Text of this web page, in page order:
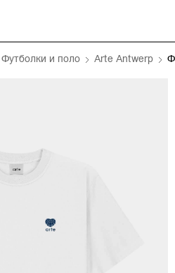
Футболки и поло Arte Antwerp